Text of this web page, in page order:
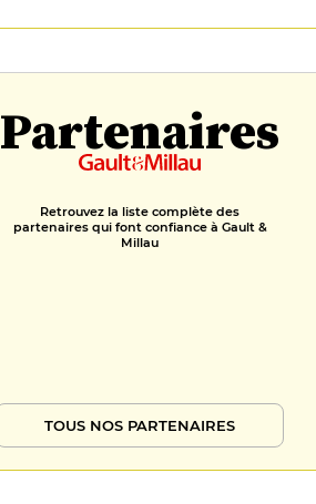
Partenaires
Retrouvez la liste complète des
partenaires qui font confiance à Gault &
Millau
TOUS NOS PARTENAIRES